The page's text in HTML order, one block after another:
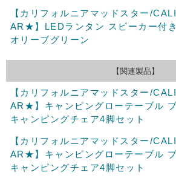
【カリフォルニアマッドスター/
AR★】LEDランタン スピーカー付
オリーブグリーン
【関連製品】
【カリフォルニアマッドスター/
AR★】キャンピングローテーブル
キャンピングチェア4脚セット
【カリフォルニアマッドスター/
AR★】キャンピングローテーブル
キャンピングチェア4脚セット